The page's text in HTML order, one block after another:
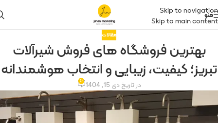
Skip to navigation
Skip to main content
منو
مقالات
بهترین فروشگاه ‌های فروش شیرآلات
تبریز؛ کیفیت، زیبایی و انتخاب هوشمندانه
در تاریخ دی 15, 1404 0